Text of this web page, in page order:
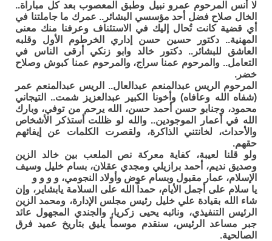
لا أنس المرحوم عمرو نبيل وطبق المعصوب بعد كل مباراة..
الخال صلاح فضل أحد مؤسسي البشائر.. عمرك ما جاملتنا في
أي قضية كانت تُحال إليك في الاستئناف وعرفنا منك معنى
المهنية.. دكتور حسين حسن إداري الخرطوم الأول وقلبه
العاشق للبشائر.. دكتور خالد وابو زنكي أرقى الناس في
التعامل.. والمرحوم عمنا سراج، والمرحوم عمنا كبوش وصلاح
خضر.
المرحوم الريس عبدالمنعم عبدالعال.. الريس عبدالمنعم عمر
(شفاه الله وعافاه) وأخونا الكبير عبدالعزيز شمت.. التيجاني
محمود، وجنابو حسن أحمد حسن، الله يرحم من توفي، وبارك
الله في أعمار الموجودين.. والله لو ظللت أستذكر الأشخاص
والأحداث، لخانتني الذاكرة، ولقصرت الكلمات عن إيفائهم
حقهم.
ولو قلنا لعيبة، كفاية معركة نص الملعب بين خالد الزين
وصديق نديم، أحمد برازيلي ومجدي عقلان، بسام خليل وسيف
الإسلام، عمار مقبول وبسام عوض وأولاد النجومي، و و و و
يا سلام على أجمل الأيام، حمداً الله على السلامة يابشاير، وإن
شاء الله بقيادة علي خليل رئيس مجلس الإدارة، ومحمد الزين
الرئيس التنفيذي، ونائبه يحيى زكريا، والجندي المجهول عائد
جبر مساعد الرئيس، سنقدم موسماً يليق بتاريخ عميد فرق
الصالحية.